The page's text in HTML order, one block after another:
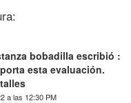
bobadilla escribió :
esta evaluación.
a las 12:30 PM